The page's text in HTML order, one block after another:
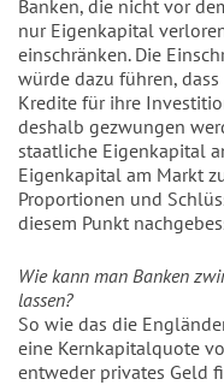
Banken, die nicht vor
nur Eigenkapital
einschränken. Die
würde dazu führen,
Kredite für ihre
deshalb gezwungen
staatliche Eigenkapital
Eigenkapital am Markt
Proportionen und
diesem Punkt
Wie kann man Banken
lassen?
So wie das die
eine Kernkapitalquote
entweder privates Geld